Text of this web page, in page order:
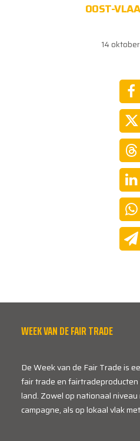
OOST-
14
WEEK VAN DE FAIR TRADE
De Week van de Fair Trade is
fair trade en fairtradeproducten
land. Zowel op nationaal
campagne, als op lokaal vlak